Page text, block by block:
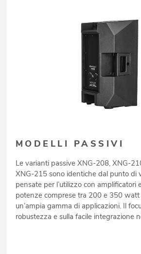
MODELLI PASSIVI
Le varianti passive XNG-208, XNG-
XNG-215 sono identiche dal punto di
pensate per l’utilizzo con amplificatori
potenze comprese tra 200 e 350 watt
un’ampia gamma di applicazioni. Il
robustezza e sulla facile integrazione